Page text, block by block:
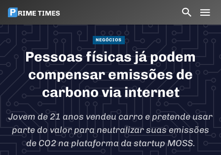
NEGÓCIOS
Pessoas físicas já podem
compensar emissões de
carbono via internet
Jovem de 21 anos vendeu carro e pretende usar
parte do valor para neutralizar suas emissões
de CO2 na plataforma da startup MOSS.